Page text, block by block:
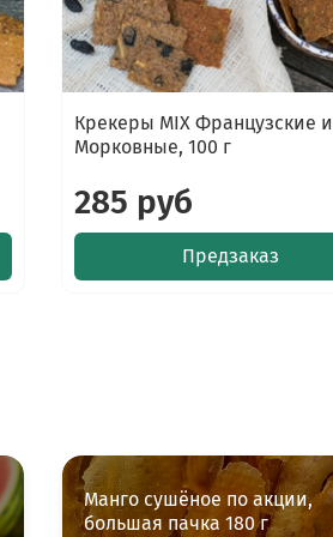
Крекеры MIX Французские и
Морковные, 100 г
285 руб
Предзаказ
Манго сушёное по акции,
большая пачка 180 г